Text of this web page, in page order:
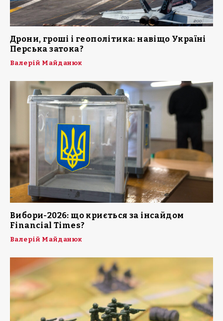
Дрони, гроші і геополітика: навіщо Україні
Перська затока?
Валерій Майданюк
Вибори-2026: що криється за інсайдом
Financial Times?
Валерій Майданюк